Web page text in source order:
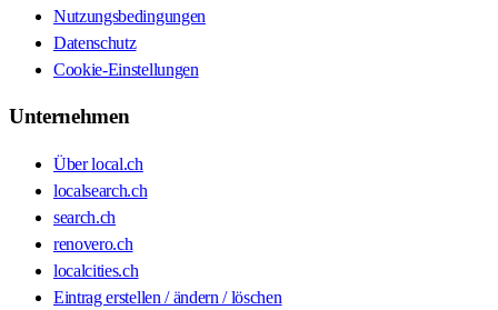
Nutzungsbedingungen
Datenschutz
Cookie-Einstellungen
Unternehmen
Über local.ch
localsearch.ch
search.ch
renovero.ch
localcities.ch
Eintrag erstellen / ändern / löschen